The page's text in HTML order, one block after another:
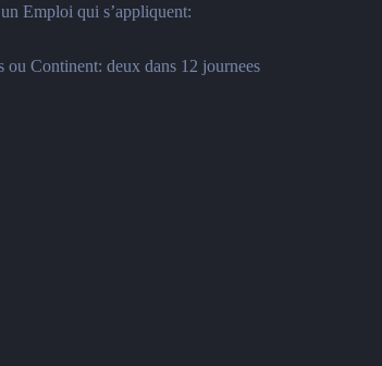
Emploi qui s’appliquent:
ou Continent: deux dans 12 journees